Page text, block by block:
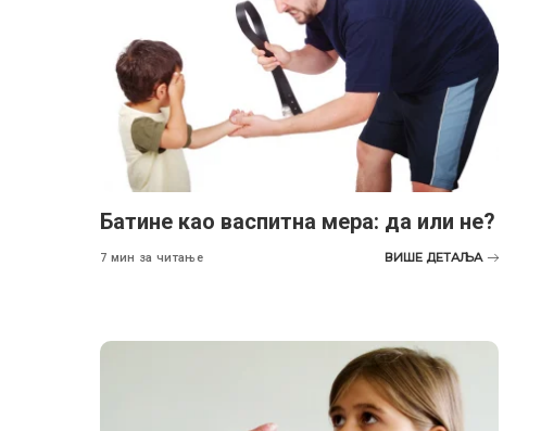
Батине као васпитна мера: да или не?
7 мин за читање ВИШЕ ДЕТАЉА